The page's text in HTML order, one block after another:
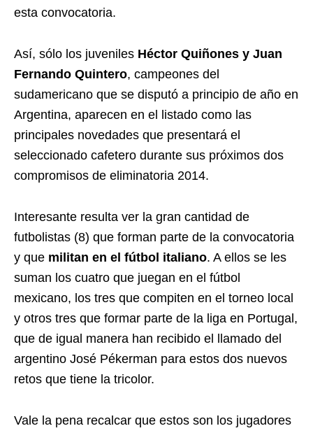
esta convocatoria.
Así, sólo los juveniles Héctor Quiñones y Juan
Fernando Quintero, campeones del
sudamericano que se disputó a principio de año en
Argentina, aparecen en el listado como las
principales novedades que presentará el
seleccionado cafetero durante sus próximos dos
compromisos de eliminatoria 2014.
Interesante resulta ver la gran cantidad de
futbolistas (8) que forman parte de la convocatoria
y que militan en el fútbol italiano. A ellos se les
suman los cuatro que juegan en el fútbol
mexicano, los tres que compiten en el torneo local
y otros tres que formar parte de la liga en Portugal,
que de igual manera han recibido el llamado del
argentino José Pékerman para estos dos nuevos
retos que tiene la tricolor.
Vale la pena recalcar que estos son los jugadores